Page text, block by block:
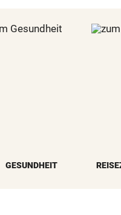
GESUNDHEIT